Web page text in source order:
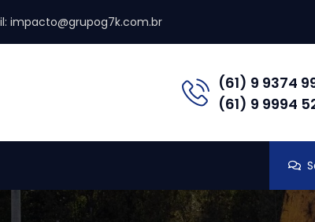
impacto@grupog7k.com.br
(61) 9 9374
(61) 9 9994